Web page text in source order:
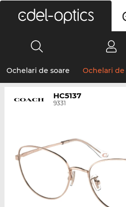
Ochelari de soare Ochelari
HC5137
9331